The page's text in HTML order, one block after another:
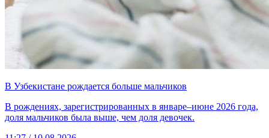
В Узбекистане рождается больше мальчиков
В рождениях, зарегистрированных в январе–июне 2026 года,
доля мальчиков была выше, чем доля девочек.